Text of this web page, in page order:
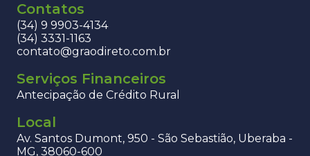
Contatos
(34) 9 9903-4134
(34) 3331-1163
contato@graodireto.com.br
Serviços Financeiros
Antecipação de Crédito Rural
Local
Av. Santos Dumont, 950 - São Sebastião, Uberaba -
MG, 38060-600